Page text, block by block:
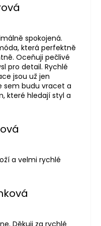
je 5 z 5 hvězdiček.
spokojená.
která perfektně
Oceňuji pečlivé
pro detail. Rychlé
jsou už jen
sem budu vracet a
které hledají styl a
je 5 z 5 hvězdiček.
a velmi rychlé
je 1 z 5 hvězdiček.
Děkuji za rychlé